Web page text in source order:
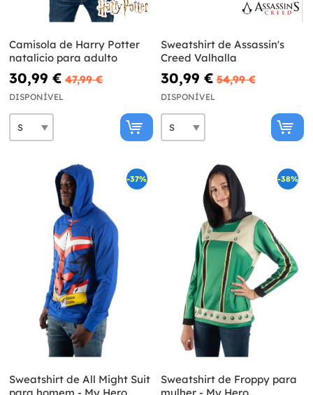
Camisola de Harry Potter
natalício para adulto
30,99 € 47,99 €
DISPONÍVEL
Sweatshirt de Assassin's
Creed Valhalla
30,99 € 54,99 €
DISPONÍVEL
-37%
Sweatshirt de All Might Suit
-38%
Sweatshirt de Froppy para